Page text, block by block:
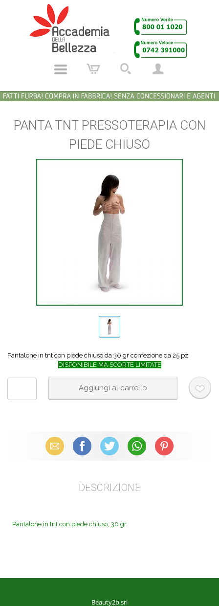
PANTA TNT PRESSOTERAPIA CON
PIEDE CHIUSO
Pantalone in tnt con piede chiuso da 30 gr confezione da 25 pz
DISPONIBILE MA SCORTE LIMITATE
Email Facebook X (Twitter) WhatsAppPinterest
DESCRIZIONE
Pantalone in tnt con piede chiuso, 30 gr.
Beauty2b srl